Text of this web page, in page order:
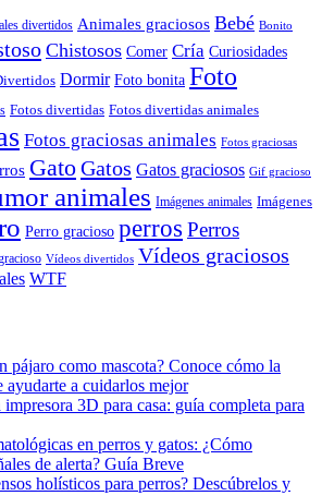
divertidos Animales graciosos Bebé Bonito
Chistosos Comer Cría Curiosidades
Dormir Foto bonita Foto
Fotos divertidas Fotos divertidas animales
Fotos graciosas animales Fotos graciosas
GatoGatos Gatos graciosos Gif gracioso
animales Imágenes animales Imágenes
Perro gracioso perros Perros
Vídeos divertidos Vídeos graciosos
WTF
pájaro como mascota? Conoce cómo la
ayudarte a cuidarlos mejor
3D para casa: guía completa para
en perros y gatos: ¿Cómo
de alerta? Guía Breve
holísticos para perros? Descúbrelos y